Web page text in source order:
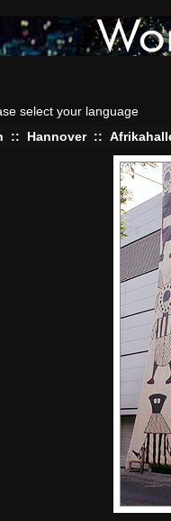
select your language
:: Hannover ::